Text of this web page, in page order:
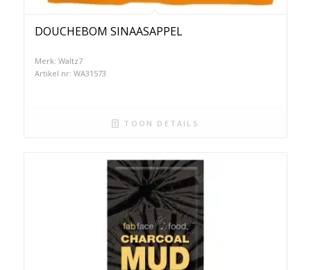
DOUCHEBOM SINAASAPPEL
Merk: Waltz7
Artikel nr: WA31573
TOON DETAILS